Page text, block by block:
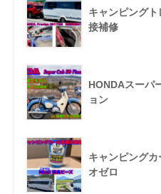
キャンピング
接補修
HONDAスーパ
ョン
キャンピング
オゼロ